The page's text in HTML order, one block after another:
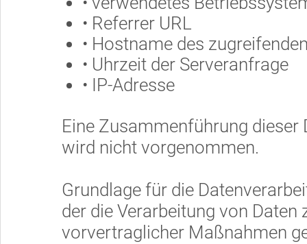
• Referrer URL
• Hostname des
• Uhrzeit der Serveranfrage
• IP-Adresse
Eine Zusammenführung dieser
wird nicht vorgenommen.
Grundlage für die
der die Verarbeitung von
vorvertraglicher Maßnahmen